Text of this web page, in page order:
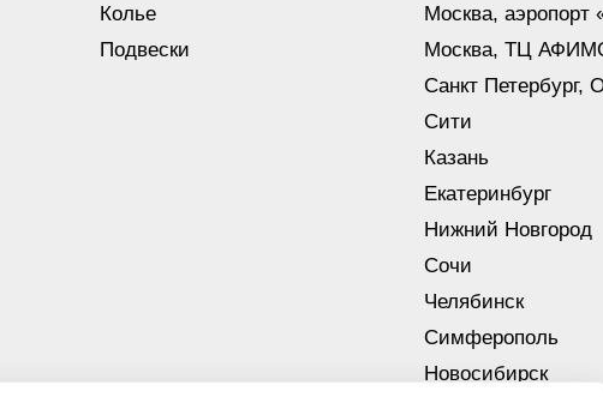
Колье
Подвески
Москва, аэропорт
Москва, ТЦ
Санкт Петербург,
Сити
Казань
Екатеринбург
Нижний Новгород
Сочи
Челябинск
Симферополь
Новосибирск